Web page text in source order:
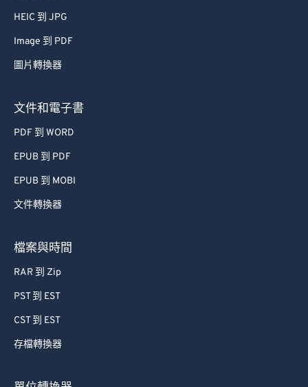
HEIC 到 JPG
Image 到 PDF
圖片轉換器
文件和電子書
PDF 到 WORD
EPUB 到 PDF
EPUB 到 MOBI
文件轉換器
檔案與時間
RAR 到 Zip
PST 到 EST
CST 到 EST
存檔轉換器